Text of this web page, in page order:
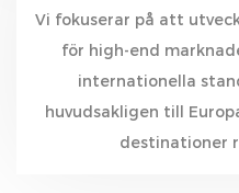
Vi fokuserar på att
för high-end
internationella
huvudsakligen till
destinationer